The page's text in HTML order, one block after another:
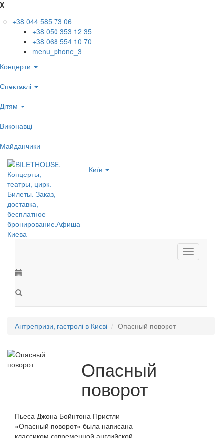
X
+38 044 585 73 06
+38 050 353 12 35
+38 068 554 10 70
menu_phone_3
Концерти
Спектаклі
Дітям
Виконавці
Майданчики
Київ
Toggle
navigation
Антрепризи, гастролі в Києві Опасный поворот
Опасный
поворот
Пьеса Джона Бойнтона Пристли
«Опасный поворот» была написана
классиком современной английской